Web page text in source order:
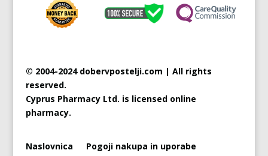
© 2004-2024 dobervpostelji.com | All rights
reserved.
Cyprus Pharmacy Ltd. is licensed online
pharmacy.
Naslovnica
Pogoji nakupa in uporabe